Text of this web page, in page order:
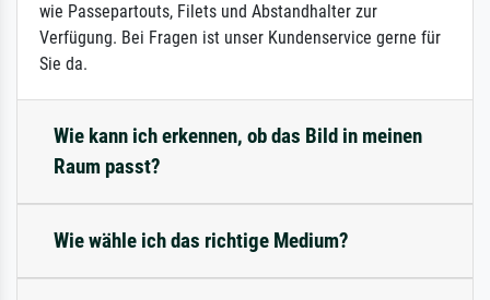
wie Passepartouts, Filets und Abstandhalter zur
Verfügung. Bei Fragen ist unser Kundenservice gerne für
Sie da.
Wie kann ich erkennen, ob das Bild in meinen
Raum passt?
Wie wähle ich das richtige Medium?